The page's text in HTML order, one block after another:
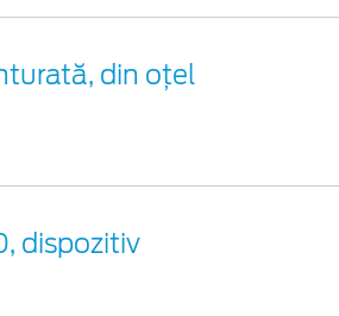
din oțel
dispozitiv